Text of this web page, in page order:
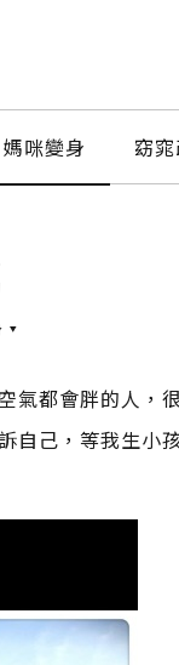
媽咪變身 窈
氣都會胖的人，
自己，等我生小